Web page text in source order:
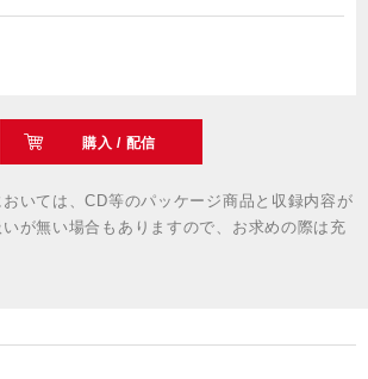
購入 / 配信
いては、CD等のパッケージ商品と収録内容が
が無い場合もありますので、お求めの際は充